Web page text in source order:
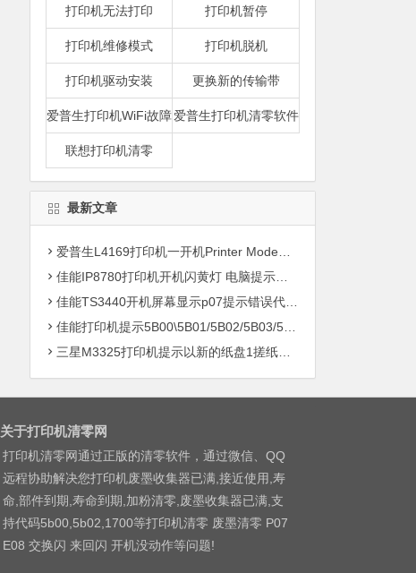
打印机无法打印 打印机暂停
打印机维修模式 打印机脱机
打印机驱动安装 更换新的传输带
爱普生打印机WiFi故障爱普生打印机清零软件
联想打印机清零
最新文章
爱普生L4169打印机一开机Printer Mode故障主板维修
佳能IP8780打印机开机闪黄灯 电脑提示错误5B00快速解决方案清零
佳能TS3440开机屏幕显示p07提示错误代码5B00快速解决方案 清零
佳能打印机提示5B00\5B01/5B02/5B03/5B04/5B11/5B12/5B13/5B14/1700/1702/1703/1704
三星M3325打印机提示以新的纸盘1搓纸轮进行更换
关于打印机清零网
打印机清零网通过正版的清零软件，通过微信、QQ
远程协助解决您打印机废墨收集器已满,接近使用,寿
命,部件到期,寿命到期,加粉清零,废墨收集器已满,支
持代码5b00,5b02,1700等打印机清零 废墨清零 P07
E08 交换闪 来回闪 开机没动作等问题!